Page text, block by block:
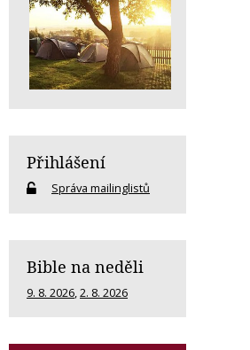
Přihlášení
Správa mailinglistů
Bible na neděli
9. 8. 2026,2. 8. 2026